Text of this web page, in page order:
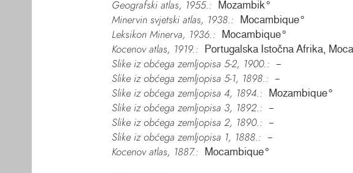
Geografski atlas, 1955.: Mozambik°
Minervin svjetski atlas, 1938.: Mocambique°
Leksikon Minerva, 1936.: Mocambique°
Kocenov atlas, 1919.: Portugalska Istočna Afrika,
Slike iz obćega zemljopisa 5-2, 1900.: –
Slike iz obćega zemljopisa 5-1, 1898.: –
Slike iz obćega zemljopisa 4, 1894.: Mozambique°
Slike iz obćega zemljopisa 3, 1892.: –
Slike iz obćega zemljopisa 2, 1890.: –
Slike iz obćega zemljopisa 1, 1888.: –
Kocenov atlas, 1887.: Mocambique°